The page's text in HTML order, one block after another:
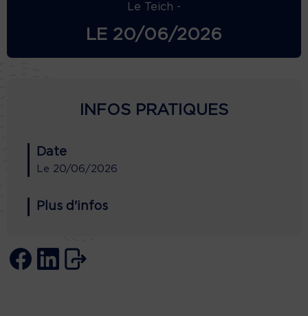
Le Teich -
LE 20/06/2026
INFOS PRATIQUES
Date
Le 20/06/2026
Plus d'infos